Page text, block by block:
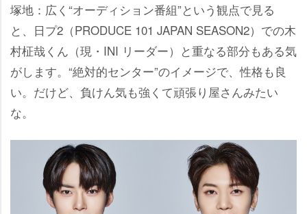
塚地：広く“オーディション番組”という観点で見る
と、日プ2（PRODUCE 101 JAPAN SEASON2）での木
村柾哉くん（現・INI リーダー）と重なる部分もある気
がします。“絶対的センター”のイメージで、性格も良
い。だけど、負けん気も強くて頑張り屋さんみたい
な。